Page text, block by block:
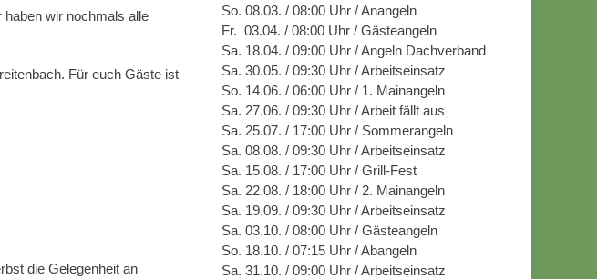
wir nochmals alle
Für euch Gäste ist
die Gelegenheit an
So. 08.03. / 08:00 Uhr / Anangeln
Fr. 03.04. / 08:00 Uhr / Gästeangeln
Sa. 18.04. / 09:00 Uhr / Angeln Dachverband
Sa. 30.05. / 09:30 Uhr / Arbeitseinsatz
So. 14.06. / 06:00 Uhr / 1. Mainangeln
Sa. 27.06. / 09:30 Uhr / Arbeit fällt aus
Sa. 25.07. / 17:00 Uhr / Sommerangeln
Sa. 08.08. / 09:30 Uhr / Arbeitseinsatz
Sa. 15.08. / 17:00 Uhr / Grill-Fest
Sa. 22.08. / 18:00 Uhr / 2. Mainangeln
Sa. 19.09. / 09:30 Uhr / Arbeitseinsatz
Sa. 03.10. / 08:00 Uhr / Gästeangeln
So. 18.10. / 07:15 Uhr / Abangeln
Sa. 31.10. / 09:00 Uhr / Arbeitseinsatz